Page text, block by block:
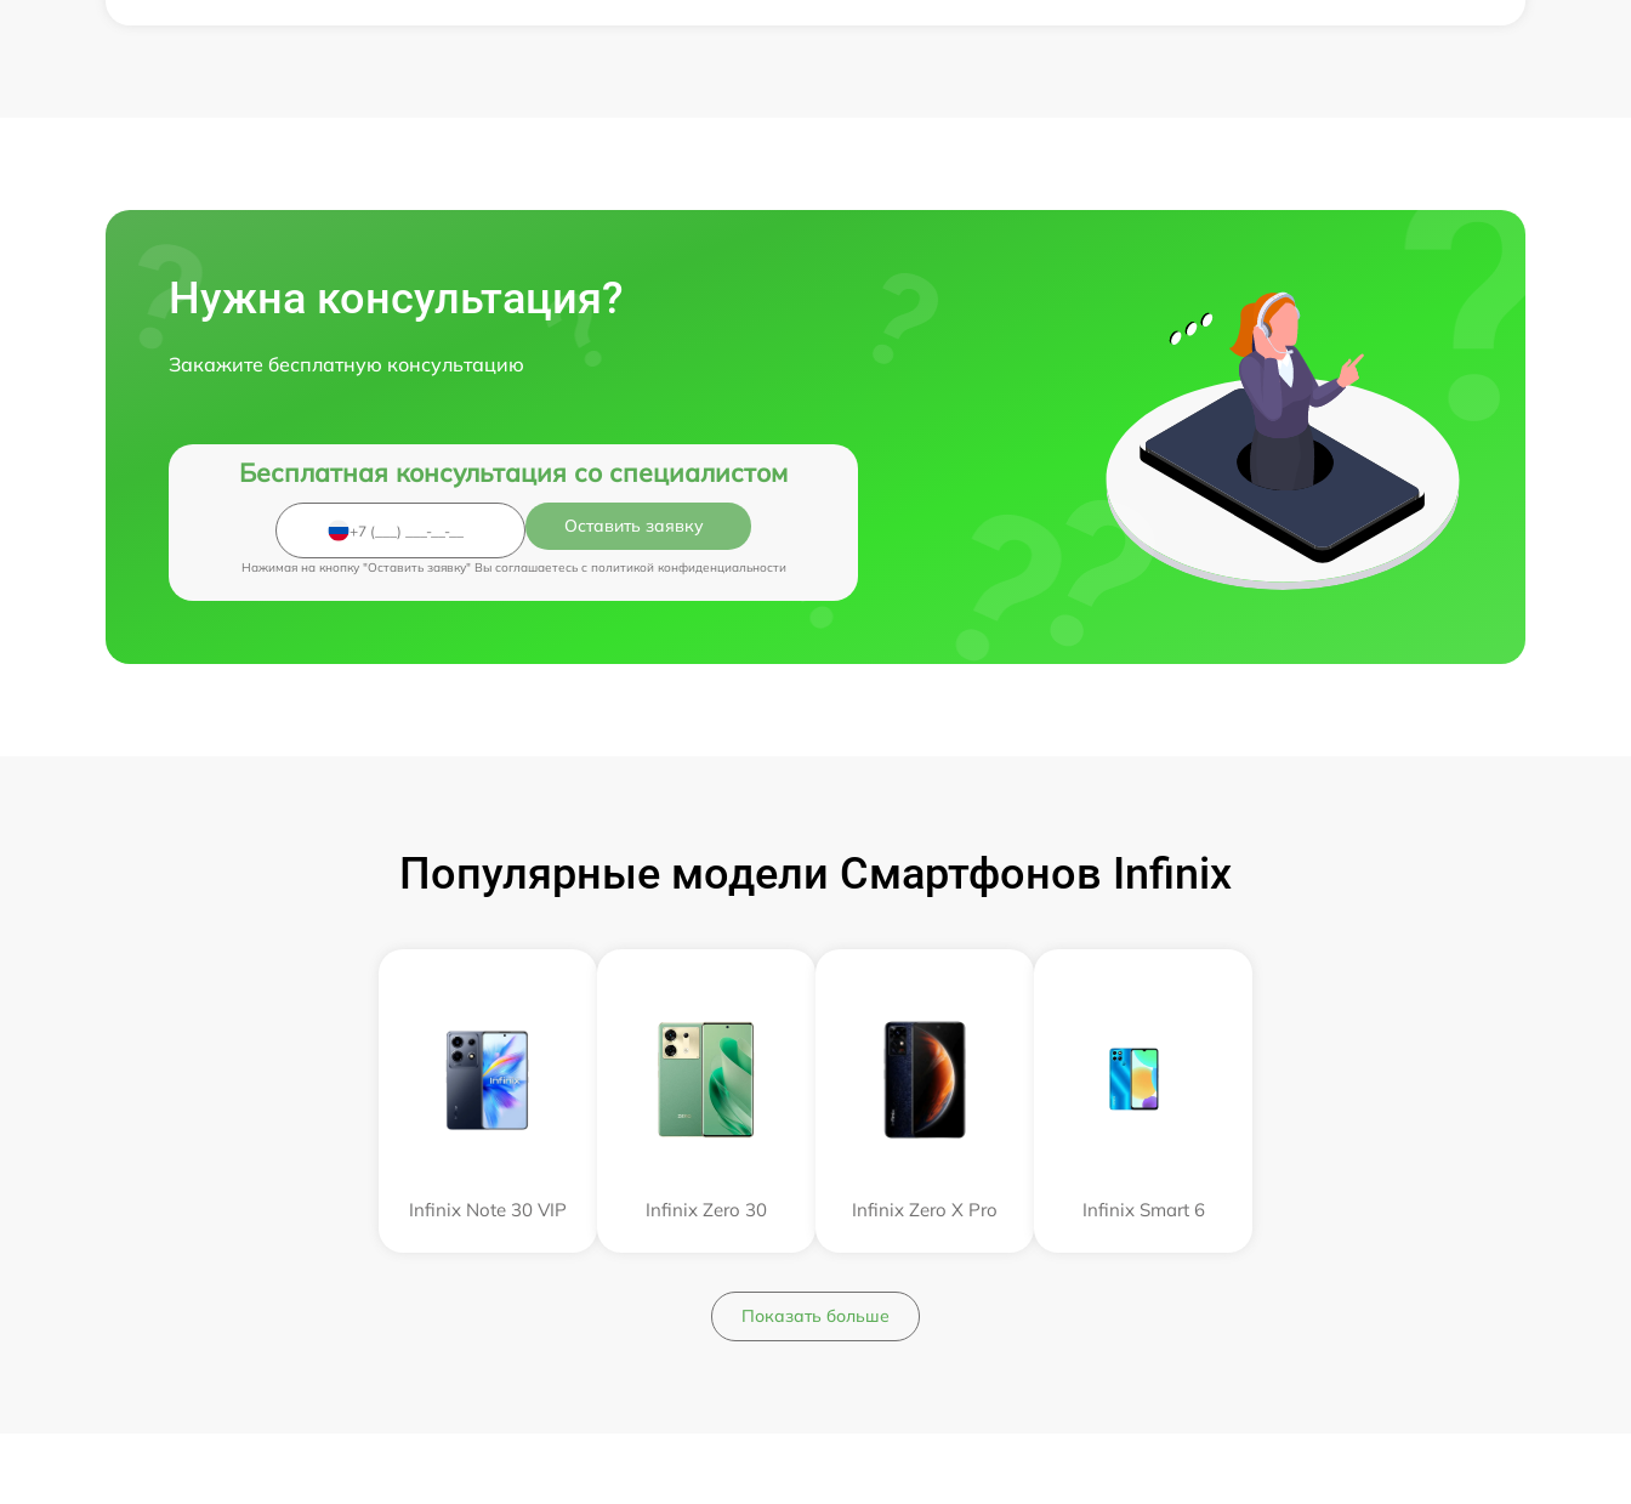
Нужна консультация?
Закажите бесплатную консультацию
Бесплатная консультация со специалистом
Оставить заявку
Нажимая на кнопку "Оставить заявку" Вы соглашаетесь c политикой конфиденциальности
Популярные модели Смартфонов Infinix
Infinix Note 30 VIP Infinix Zero 30 Infinix Zero X Pro Infinix Smart 6
Показать больше